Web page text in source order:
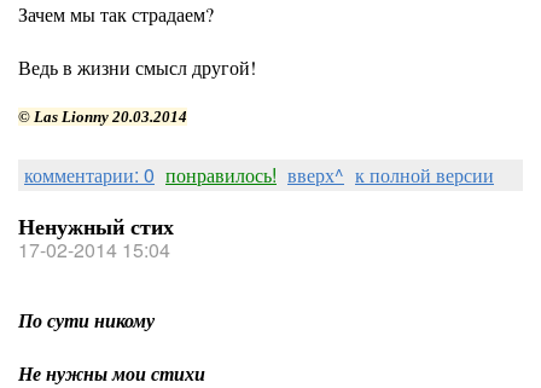
Зачем мы так страдаем?
Ведь в жизни смысл другой!
© Las Lionny 20.03.2014
комментарии: 0 понравилось! вверх^ к полной версии
Ненужный стих
17-02-2014 15:04
По сути никому
Не нужны мои стихи